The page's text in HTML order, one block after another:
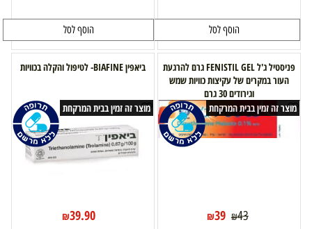
הוסף לסל הוסף לסל
פניסטיל ג'ל FENISTIL GEL גרם להרגעת
העור במקרים של עקיצות כוויות שמש
וגירודים 30 גרם
מוצר זה זמין בבית המרקחת
₪43
₪39
ביאפין BIAFINE- לטיפול והקלה בכוויות
מוצר זה זמין בבית המרקחת
₪39.90